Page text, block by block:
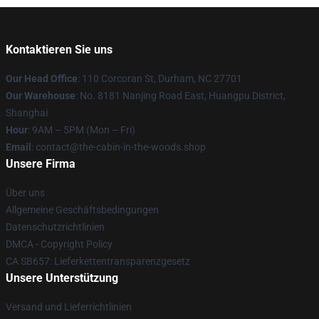
Kontaktieren Sie uns
Our Head Office: 110 Corcoran St, Durham, NC 27701
Our Warehouse: No. 8181 Nanjing Road East, Huangpu District,
Shanghai
Hour: 9AM – 5PM (Mon – Fri)
Email : contact@the-cabin-in-the-woods.shop
Unsere Firma
Über uns
Allgemeine Geschäftsbedingungen
Datenschutzrichtlinien
DMCA - Copyright Policy
CA SB657: Lieferkettentransparenzgesetz
Unsere Unterstützung
Versand und Lieferrichtlinien